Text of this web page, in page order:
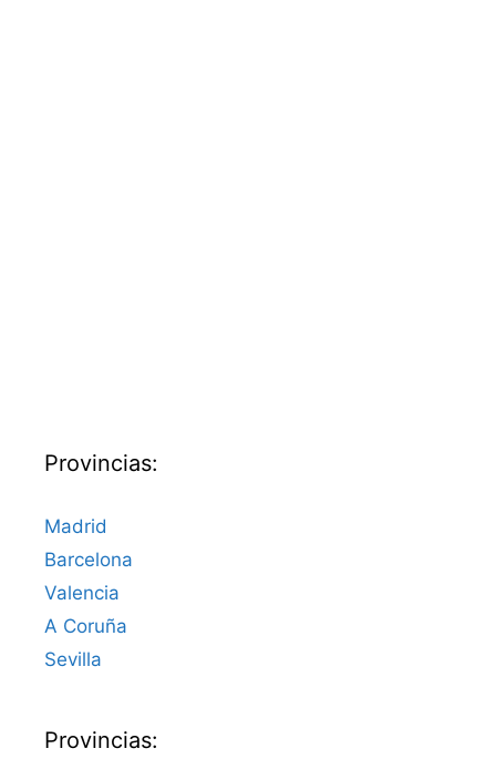
Provincias:
Madrid
Barcelona
Valencia
A Coruña
Sevilla
Provincias: